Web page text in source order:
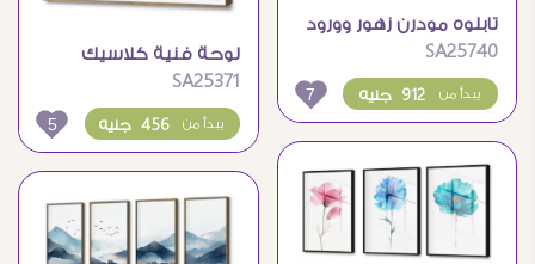
تابلوه مودرن زهور وورود
SA25740
912 جنيه يبدأ من 7
لوحة فنية كلاسيك
SA25371
456 جنيه يبدأ من 5